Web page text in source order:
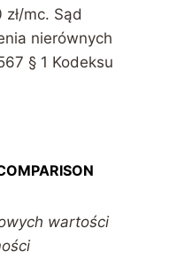
mc. Sąd
nierównych
§ 1 Kodeksu
wartości